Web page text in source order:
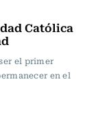
Católica
el primer
en el